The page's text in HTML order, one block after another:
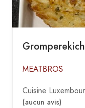
MEATBROS
Cuisine
(aucun avis)